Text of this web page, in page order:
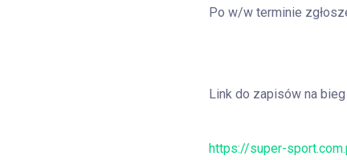
Po w/w terminie
Link do zapisów na bieg
https://super-